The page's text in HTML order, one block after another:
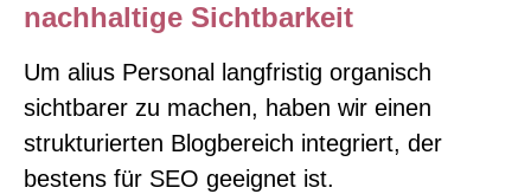
nachhaltige Sichtbarkeit
Um alius Personal langfristig organisch
sichtbarer zu machen, haben wir einen
strukturierten Blogbereich integriert, der
bestens für SEO geeignet ist.